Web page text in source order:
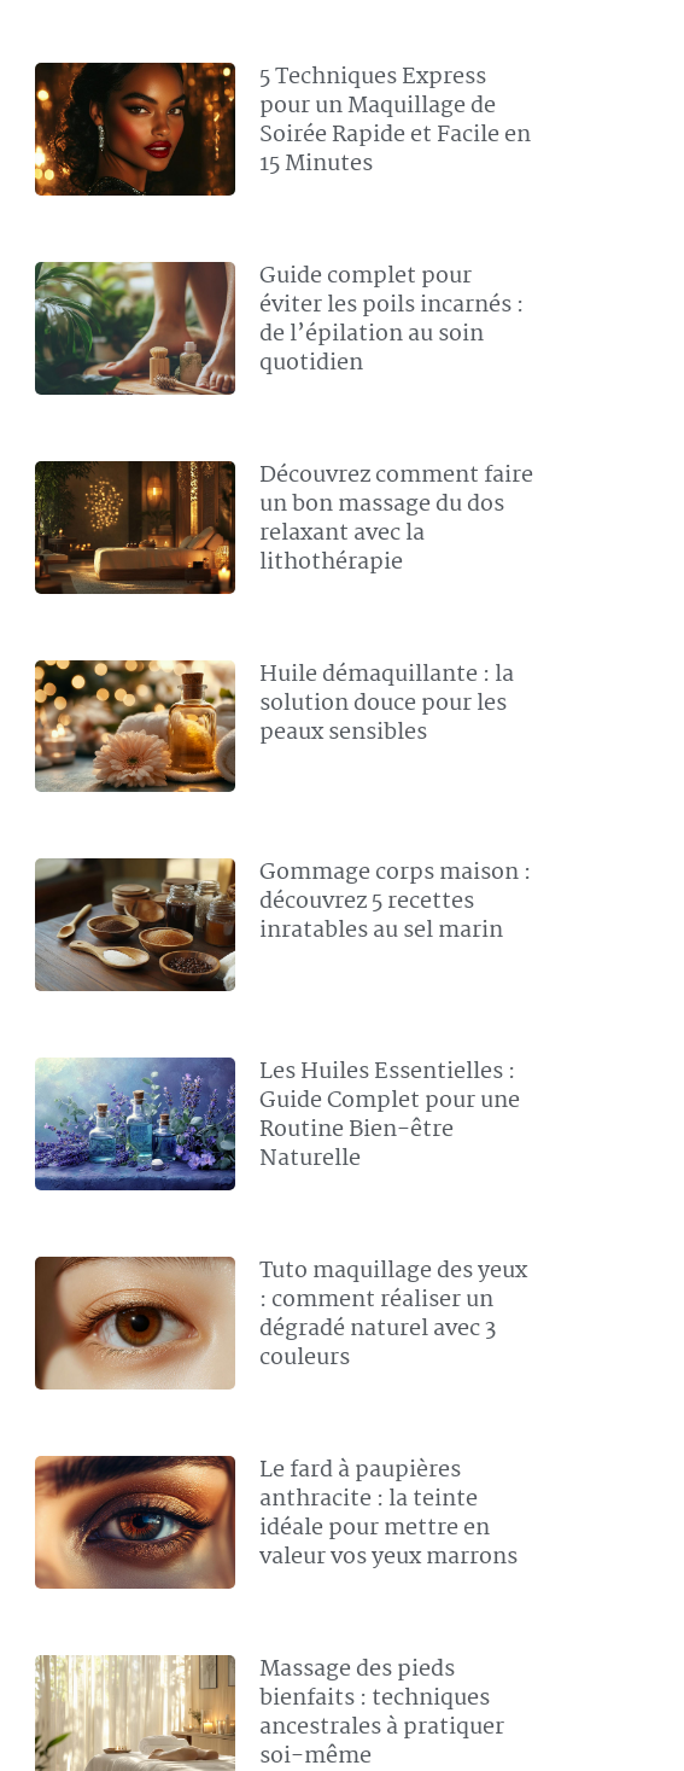
5 Techniques Express
pour un Maquillage de
Soirée Rapide et Facile en
15 Minutes
Guide complet pour
éviter les poils incarnés :
de l’épilation au soin
quotidien
Découvrez comment faire
un bon massage du dos
relaxant avec la
lithothérapie
Huile démaquillante : la
solution douce pour les
peaux sensibles
Gommage corps maison :
découvrez 5 recettes
inratables au sel marin
Les Huiles Essentielles :
Guide Complet pour une
Routine Bien-être
Naturelle
Tuto maquillage des yeux
: comment réaliser un
dégradé naturel avec 3
couleurs
Le fard à paupières
anthracite : la teinte
idéale pour mettre en
valeur vos yeux marrons
Massage des pieds
bienfaits : techniques
ancestrales à pratiquer
soi-même